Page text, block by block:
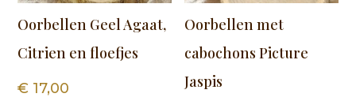
Oorbellen Geel Agaat,
Citrien en floefjes
€ 17,00
Oorbellen met
cabochons Picture
Jaspis